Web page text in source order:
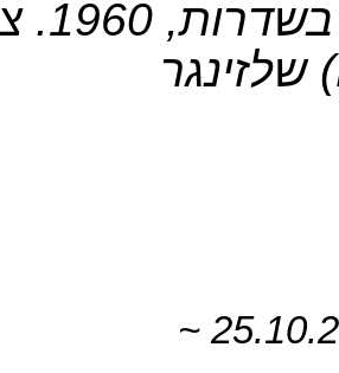
שלזינגר (